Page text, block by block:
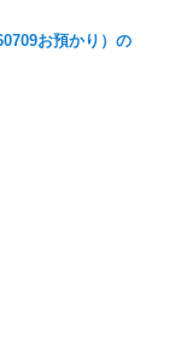
お預かり）の